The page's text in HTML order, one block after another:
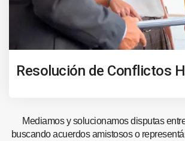
Resolución de Conflictos
Mediamos y solucionamos disputas
buscando acuerdos amistosos o